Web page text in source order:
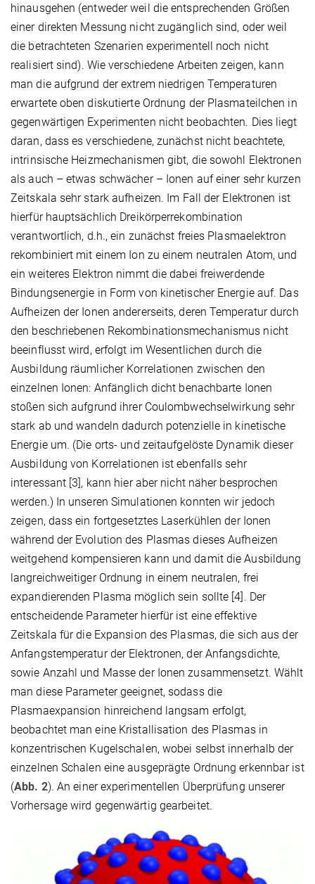
hinausgehen (entweder weil die entsprechenden Größen
einer direkten Messung nicht zugänglich sind, oder weil
die betrachteten Szenarien experimentell noch nicht
realisiert sind). Wie verschiedene Arbeiten zeigen, kann
man die aufgrund der extrem niedrigen Temperaturen
erwartete oben diskutierte Ordnung der Plasmateilchen in
gegenwärtigen Experimenten nicht beobachten. Dies liegt
daran, dass es verschiedene, zunächst nicht beachtete,
intrinsische Heizmechanismen gibt, die sowohl Elektronen
als auch – etwas schwächer – Ionen auf einer sehr kurzen
Zeitskala sehr stark aufheizen. Im Fall der Elektronen ist
hierfür hauptsächlich Dreikörperrekombination
verantwortlich, d.h., ein zunächst freies Plasmaelektron
rekombiniert mit einem Ion zu einem neutralen Atom, und
ein weiteres Elektron nimmt die dabei freiwerdende
Bindungsenergie in Form von kinetischer Energie auf. Das
Aufheizen der Ionen andererseits, deren Temperatur durch
den beschriebenen Rekombinationsmechanismus nicht
beeinflusst wird, erfolgt im Wesentlichen durch die
Ausbildung räumlicher Korrelationen zwischen den
einzelnen Ionen: Anfänglich dicht benachbarte Ionen
stoßen sich aufgrund ihrer Coulombwechselwirkung sehr
stark ab und wandeln dadurch potenzielle in kinetische
Energie um. (Die orts- und zeitaufgelöste Dynamik dieser
Ausbildung von Korrelationen ist ebenfalls sehr
interessant [3], kann hier aber nicht näher besprochen
werden.) In unseren Simulationen konnten wir jedoch
zeigen, dass ein fortgesetztes Laserkühlen der Ionen
während der Evolution des Plasmas dieses Aufheizen
weitgehend kompensieren kann und damit die Ausbildung
langreichweitiger Ordnung in einem neutralen, frei
expandierenden Plasma möglich sein sollte [4]. Der
entscheidende Parameter hierfür ist eine effektive
Zeitskala für die Expansion des Plasmas, die sich aus der
Anfangstemperatur der Elektronen, der Anfangsdichte,
sowie Anzahl und Masse der Ionen zusammensetzt. Wählt
man diese Parameter geeignet, sodass die
Plasmaexpansion hinreichend langsam erfolgt,
beobachtet man eine Kristallisation des Plasmas in
konzentrischen Kugelschalen, wobei selbst innerhalb der
einzelnen Schalen eine ausgeprägte Ordnung erkennbar ist
(Abb. 2). An einer experimentellen Überprüfung unserer
Vorhersage wird gegenwärtig gearbeitet.